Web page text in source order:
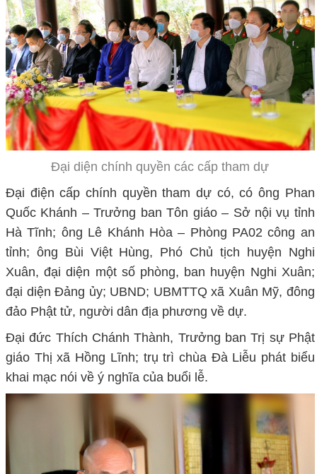
Đại diện chính quyền các cấp tham dự
Đại điện cấp chính quyền tham dự có, có ông Phan
Quốc Khánh – Trưởng ban Tôn giáo – Sở nội vụ tỉnh
Hà Tĩnh; ông Lê Khánh Hòa – Phòng PA02 công an
tỉnh; ông Bùi Việt Hùng, Phó Chủ tịch huyện Nghi
Xuân, đại diện một số phòng, ban huyện Nghi Xuân;
đại diện Đảng ủy; UBND; UBMTTQ xã Xuân Mỹ, đông
đảo Phật tử, người dân địa phương về dự.
Đại đức Thích Chánh Thành, Trưởng ban Trị sự Phật
giáo Thị xã Hồng Lĩnh; trụ trì chùa Đà Liễu phát biểu
khai mạc nói về ý nghĩa của buổi lễ.